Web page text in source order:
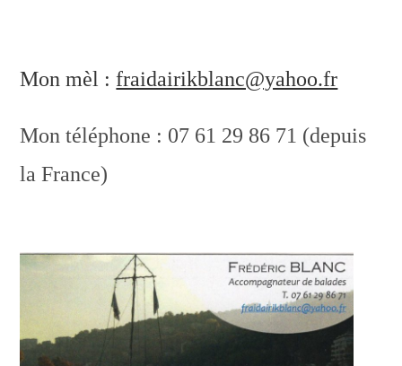
Mon mèl :fraidairikblanc@yahoo.fr
Mon téléphone : 07 61 29 86 71 (depuis
la France)